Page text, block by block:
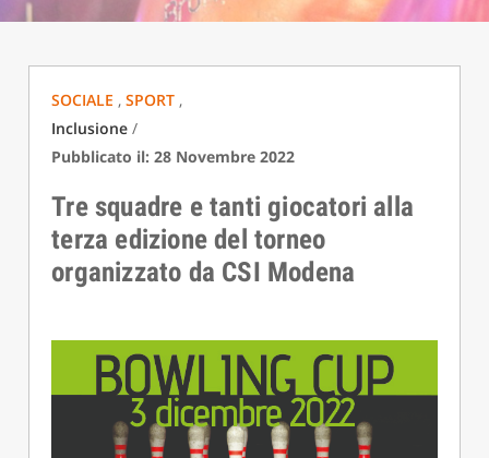
SOCIALE ,SPORT ,
Inclusione /
Pubblicato il: 28 Novembre 2022
Tre squadre e tanti giocatori alla
terza edizione del torneo
organizzato da CSI Modena